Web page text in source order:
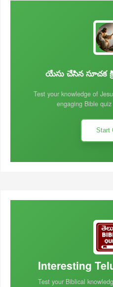
యేసు చేసిన సూచక
Test your knowledge of
engaging Bible
Start
Interesting
Test your Biblical